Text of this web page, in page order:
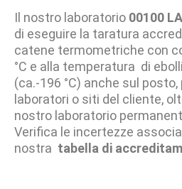
Il nostro laboratorio 00100
di eseguire la taratura
catene termometriche con
°C e alla temperatura di
(ca.-196 °C) anche sul
laboratori o siti del cliente,
nostro laboratorio
Verifica le incertezze
nostra tabella di